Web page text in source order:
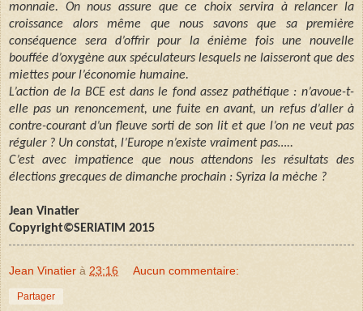
monnaie. On nous assure que ce choix servira à relancer la
croissance alors même que nous savons que sa première
conséquence sera d’offrir pour la énième fois une nouvelle
bouffée d’oxygène aux spéculateurs lesquels ne laisseront que des
miettes pour l’économie humaine.
L’action de la BCE est dans le fond assez pathétique : n’avoue-t-
elle pas un renoncement, une fuite en avant, un refus d’aller à
contre-courant d’un fleuve sorti de son lit et que l’on ne veut pas
réguler ? Un constat, l’Europe n’existe vraiment pas…..
C’est avec impatience que nous attendons les résultats des
élections grecques de dimanche prochain : Syriza la mèche ?
Jean Vinatier
Copyright©SERIATIM 2015
Jean Vinatier à 23:16 Aucun commentaire:
Partager